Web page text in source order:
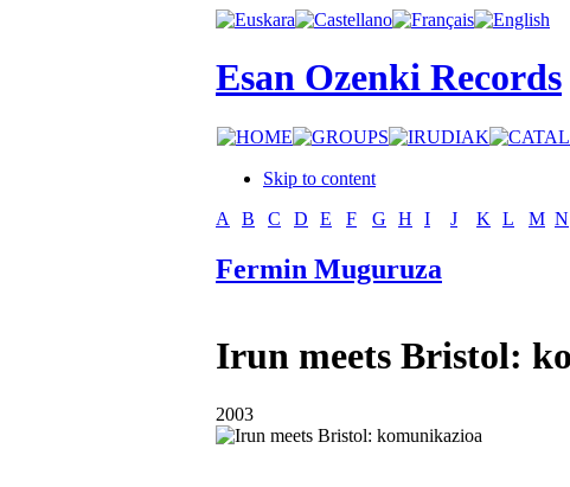
Esan Ozenki Records
Skip to content
A
B C D E F G H I J K L M N
Fermin Muguruza
Irun meets Bristol:
2003